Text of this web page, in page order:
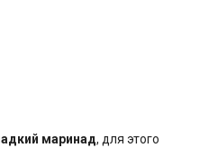
маринад, для этого